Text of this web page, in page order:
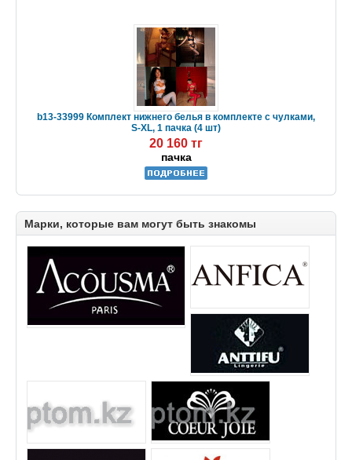
b13-33999 Комплект нижнего белья в комплекте с чулками,
S-XL, 1 пачка (4 шт)
20 160 тг
пачка
Марки, которые вам могут быть знакомы